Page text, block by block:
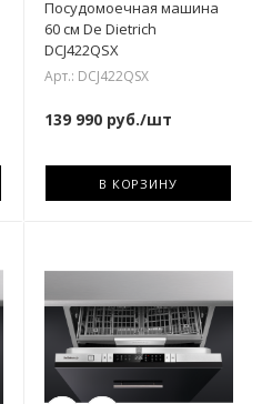
Посудомоечная машина
60 см De Dietrich
DCJ422QSX
Арт.: DCJ422QSX
139 990руб./шт
В КОРЗИНУ